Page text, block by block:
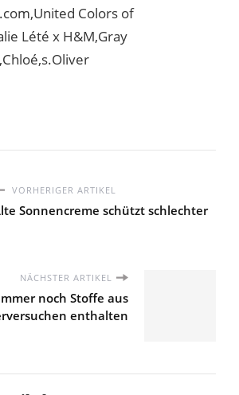
Colors of
Lété x H&M,Gray
VORHERIGER ARTIKEL
Sonnencreme schützt schlechter
NÄCHSTER ARTIKEL
noch Stoffe aus
enthalten